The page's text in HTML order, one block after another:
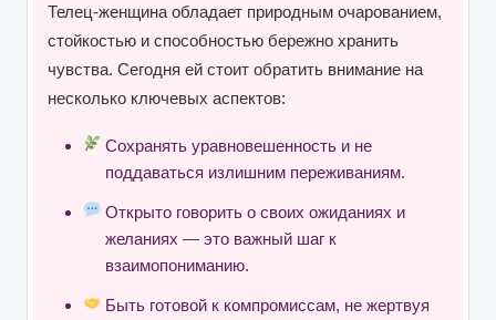
Телец-женщина обладает природным очарованием,
стойкостью и способностью бережно хранить
чувства. Сегодня ей стоит обратить внимание на
несколько ключевых аспектов:
Сохранять уравновешенность и не
поддаваться излишним переживаниям.
Открыто говорить о своих ожиданиях и
желаниях — это важный шаг к
взаимопониманию.
Быть готовой к компромиссам, не жертвуя